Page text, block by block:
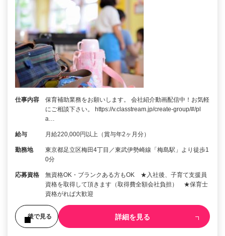
仕事内容
保育補助業務をお願いします。 会社紹介動画配信中！お気軽
にご相談下さい。 https://v.classtream.jp/create-group/#/pl
a…
給与 月給220,000円以上（賞与年2ヶ月分）
勤務地
東京都足立区梅田4丁目／東武伊勢崎線「梅島駅」より徒歩1
0分
応募資格
無資格OK・ブランクある方もOK ★入社後、子育て支援員
資格を取得して頂きます（取得費全額会社負担） ★保育士
資格がれば大歓迎
後で見る 詳細を見る